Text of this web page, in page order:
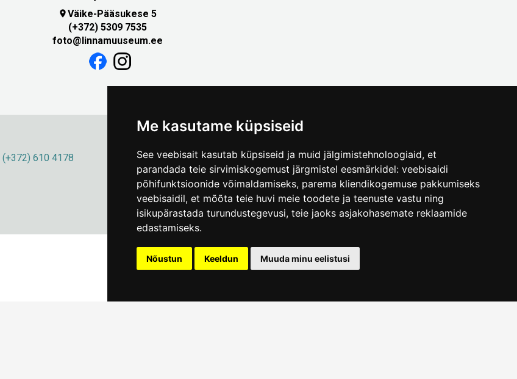
Me kasutame küpsiseid
See veebisait kasutab küpsiseid ja muid jälgimistehnoloogiaid, et
parandada teie sirvimiskogemust järgmistel eesmärkidel: veebisaidi
põhifunktsioonide võimaldamiseks, parema kliendikogemuse pakkumiseks
veebisaidil, et mõõta teie huvi meie toodete ja teenuste vastu ning
isikupärastada turundustegevusi, teie jaoks asjakohasemate reklaamide
edastamiseks.
Nõustun Keeldun Muuda minu eelistusi
Väike-Pääsukese 5
(+372) 5309 7535
foto@linnamuuseum.ee
(+372) 610 4178 info@linnamuuseum.ee